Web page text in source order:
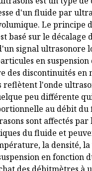
d'un fluide par
Le principe
basé sur le décalage
signal ultrasonore
en suspension
des discontinuités en
reflètent l'onde
peu différente
au débit du
sont affectés par
du fluide et
la densité, la
en fonction